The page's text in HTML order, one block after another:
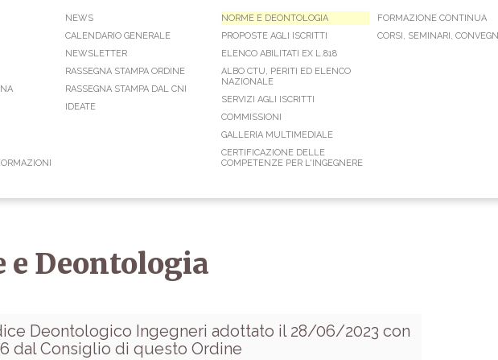
NEWS
CALENDARIO GENERALE
NEWSLETTER
RASSEGNA STAMPA ORDINE
RASSEGNA STAMPA DAL CNI
IDEATE
NORME E DEONTOLOGIA
PROPOSTE AGLI ISCRITTI
ELENCO ABILITATI EX L.818
ALBO CTU, PERITI ED ELENCO
NAZIONALE
SERVIZI AGLI ISCRITTI
COMMISSIONI
GALLERIA MULTIMEDIALE
CERTIFICAZIONE DELLE
COMPETENZE PER L'INGEGNERE
FORMAZIONE CONTINUA
CORSI, SEMINARI, CONVEGNI
e Deontologia
Deontologico Ingegneri adottato il 28/06/2023 con
dal Consiglio di questo Ordine